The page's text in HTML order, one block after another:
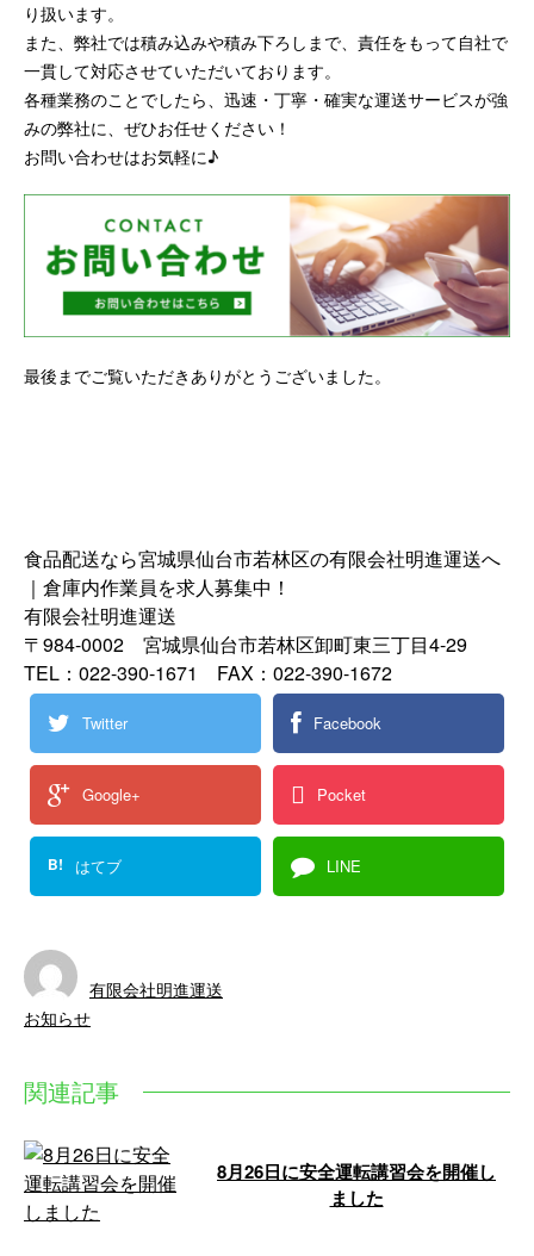
り扱います。
また、弊社では積み込みや積み下ろしまで、責任をもって自社で
一貫して対応させていただいております。
各種業務のことでしたら、迅速・丁寧・確実な運送サービスが強
みの弊社に、ぜひお任せください！
お問い合わせはお気軽に♪
最後までご覧いただきありがとうございました。
食品配送なら宮城県仙台市若林区の有限会社明進運送へ
｜倉庫内作業員を求人募集中！
有限会社明進運送
〒984-0002 宮城県仙台市若林区卸町東三丁目4-29
TEL：022-390-1671 FAX：022-390-1672
Twitter Facebook
Google+ Pocket
B! はてブ LINE
有限会社明進運送
お知らせ
関連記事
8月26日に安全運転講習会を開催し
ました